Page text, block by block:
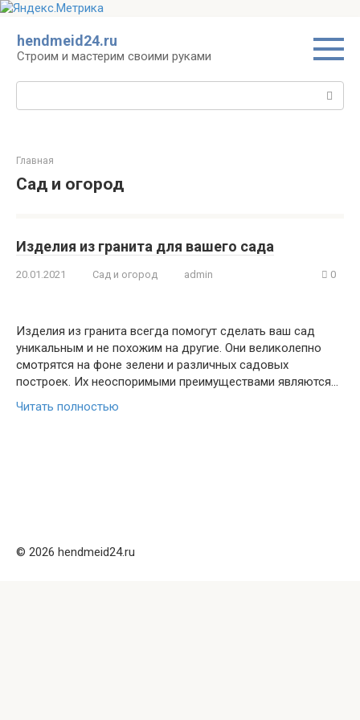
контенту
hendmeid24.ru
Строим и мастерим своими руками
Поиск:
Главная
Сад и огород
Изделия из гранита для вашего сада
20.01.2021 Сад и огород admin 0
Изделия из гранита всегда помогут сделать ваш сад
уникальным и не похожим на другие. Они великолепно
смотрятся на фоне зелени и различных садовых
построек. Их неоспоримыми преимуществами являются…
Читать полностью
© 2026 hendmeid24.ru